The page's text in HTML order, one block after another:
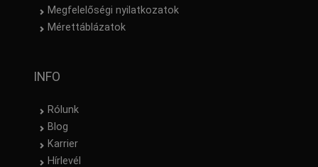
Megfelelőségi nyilatkozatok
Mérettáblázatok
INFO
Rólunk
Blog
Karrier
Hírlevél